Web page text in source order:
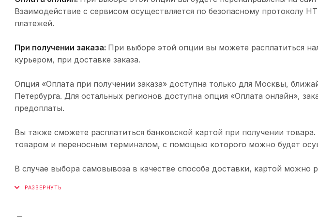
Взаимодействие с сервисом осуществляется по безопасному протоколу
платежей.
При получении заказа: При выборе этой опции вы можете расплатиться
курьером, при доставке заказа.
Опция «Оплата при получении заказа» доступна только для Москвы,
Петербурга. Для остальных регионов доступна опция «Оплата онлайн»,
предоплаты.
Вы также сможете расплатиться банковской картой при получении
товаром и переносным терминалом, с помощью которого можно будет
В случае выбора самовывоза в качестве способа доставки, картой можно